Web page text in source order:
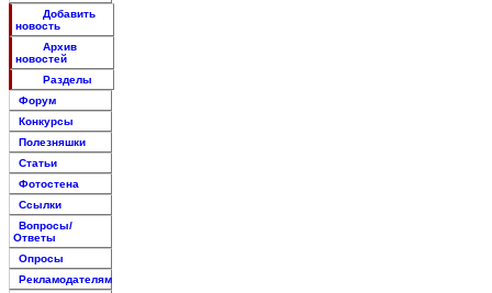
Добавить
новость
Архив
новостей
Разделы
Форум
Конкурсы
Полезняшки
Статьи
Фотостена
Ссылки
Вопросы/
Ответы
Опросы
Рекламодателям